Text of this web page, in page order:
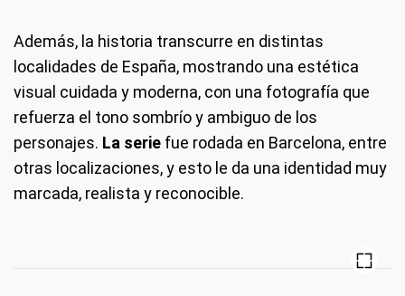
Además, la historia transcurre en distintas
localidades de España, mostrando una estética
visual cuidada y moderna, con una fotografía que
refuerza el tono sombrío y ambiguo de los
personajes. La serie fue rodada en Barcelona, entre
otras localizaciones, y esto le da una identidad muy
marcada, realista y reconocible.